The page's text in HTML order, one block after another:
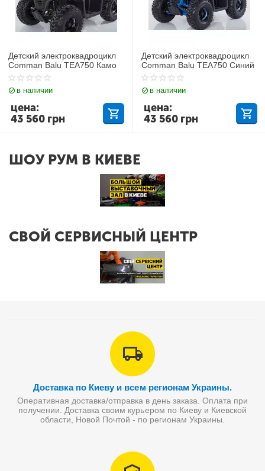
Детский электроквадроцикл
Comman Balu TEA750 Камо
в наличии
43 560 грн
цена:
Детский электроквадроцикл
Comman Balu TEA750 Синий
в наличии
43 560 грн
цена:
ШОУ РУМ В КИЕВЕ
СВОЙ СЕРВИСНЫЙ ЦЕНТР
Доставка по Киеву и всем регионам Украины.
Оперативная доставка/отправка в день заказа. Оплата при
получении. Доставка своим курьером по Киеву и Киевской
области, Новой Почтой - по регионам Украины.